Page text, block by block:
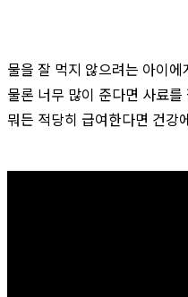
물을 잘 먹지 않으려는 아이
물론 너무 많이 준다면 사료
뭐든 적당히 급여한다면 건강